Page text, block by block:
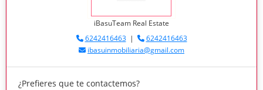
iBasuTeam Real Estate
6242416463|
6242416463
ibasuinmobiliaria@gmail.com
¿Prefieres que te contactemos?